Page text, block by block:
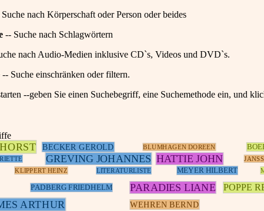
nach Körperschaft oder Person oder beides
-- Suche nach Schlagwörtern
nach Audio-Medien inklusive CD`s, Videos und DVD`s.
-- Suche einschränken oder filtern.
--geben Sie einen Suchebegriff, eine Suchemethode ein, und
BECKER GEROLD BLUMHAGEN DOREEN
GREVING JOHANNES HATTIE JOHN
KLIPPERT HEINZ LITERATURLISTE MEYER HILBERT
PADBERG FRIEDHELM PARADIES LIANE POPPE
ARTHUR WEHREN BERND